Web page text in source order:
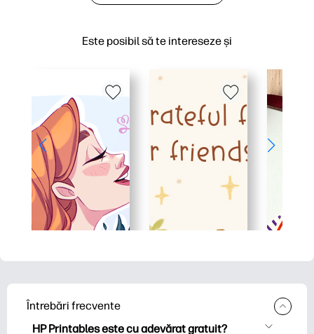
Este posibil să te intereseze și
Întrebări frecvente
HP Printables este cu adevărat gratuit?